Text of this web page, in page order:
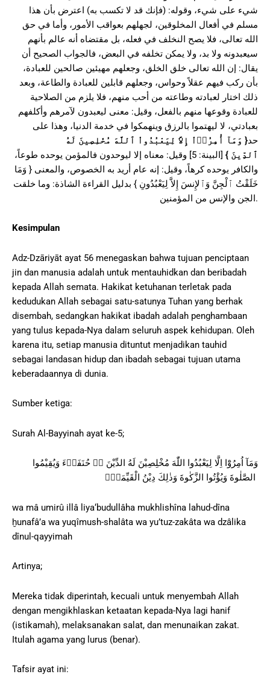
شيء على شيء، وقوله: (فإنك قد لا تكسب به) اعترض بأن هذا
مسلم في أفعال المخلوقين، لجهلهم بعواقب الأمور، وأما في حق
الله تعالى، فلا يصح النخلف في فعله، بل مقتضاه أنه عالم بأنهم
سيعبدونه ولا بد، ولا يمكن تخلفه في البعض، فالجواب الصحيح أن
يقال: إن الله تعالى خلق الخلق، وجعلهم مهيئين صالحين للعبادة،
بأن ركب فيهم عقلاً وحواس، وجعلهم قابلين للعبادة والطاعة، وبعد
ذلك اختار لعبادته وطاعته من أحب منهم، فلا يلزم من الصلاحية
للعبادة وقوعها منهم بالفعل، وقيل: معنى ليعبدون لآمرهم وأكلفهم
بعبادتي، لا ليهتموا بالرزق وينهمكوا في خدمة الدنيا، وهذا على
حد{ وَمَآ أُمِرُوۤاْ إِلاَّ لِيَعْبُدُواْ ٱللَّهَ مُخْلِصِينَ لَهُ
ٱلدِّينَ }
[البينة: 5] وقيل: معناه إلا ليوحدون فالمؤمن يوحده طوعاً،
والكافر يوحده كرهاً، وقيل: إنه عام أريد به الخصوص، والمعنى { وَمَا
خَلَقْتُ ٱلْجِنَّ وَٱلإِنسَ إِلاَّ لِيَعْبُدُونِ } بدليل القراءة الشاذة: وما خلقت
الجن والإنس من المؤمنين.
Kesimpulan
Adz-Dzāriyāt ayat 56 menegaskan bahwa tujuan penciptaan
jin dan manusia adalah untuk mentauhidkan dan beribadah
kepada Allah semata. Hakikat ketuhanan terletak pada
kedudukan Allah sebagai satu-satunya Tuhan yang berhak
disembah, sedangkan hakikat ibadah adalah penghambaan
yang tulus kepada-Nya dalam seluruh aspek kehidupan. Oleh
karena itu, setiap manusia dituntut menjadikan tauhid
sebagai landasan hidup dan ibadah sebagai tujuan utama
keberadaannya di dunia.
Sumber ketiga:
Surah Al-Bayyinah ayat ke-5;
وَمَآ اُمِرُوْٓا اِلَّا لِيَعْبُدُوا اللّٰهَ مُخْلِصِيْنَ لَهُ الدِّيْنَ ەۙ حُنَفَاۤءَ وَيُقِيْمُوا
wa mâ umirû illâ liya‘budullâha mukhlishîna lahud-dîna
ḫunafâ’a wa yuqîmush-shalâta wa yu’tuz-zakâta wa dzâlika
dînul-qayyimah
Artinya;
Mereka tidak diperintah, kecuali untuk menyembah Allah
dengan mengikhlaskan ketaatan kepada-Nya lagi hanif
(istikamah), melaksanakan salat, dan menunaikan zakat.
Itulah agama yang lurus (benar).
Tafsir ayat ini: